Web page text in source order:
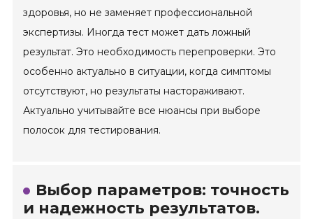
здоровья, но не заменяет профессиональной
экспертизы. Иногда тест может дать ложный
результат. Это необходимость перепроверки. Это
особенно актуально в ситуации, когда симптомы
отсутствуют, но результаты настораживают.
Актуально учитывайте все нюансы при выборе
полосок для тестирования.
Выбор параметров: точность
и надежность результатов.